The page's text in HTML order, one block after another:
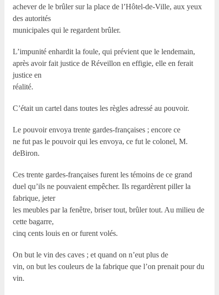
achever de le brûler sur la place de l’Hôtel-de-Ville, aux yeux
des autorités
municipales qui le regardent brûler.
L’impunité enhardit la foule, qui prévient que le lendemain,
après avoir fait justice de Réveillon en effigie, elle en ferait
justice en
réalité.
C’était un cartel dans toutes les règles adressé au pouvoir.
Le pouvoir envoya trente gardes-françaises ; encore ce
ne fut pas le pouvoir qui les envoya, ce fut le colonel, M.
deBiron.
Ces trente gardes-françaises furent les témoins de ce grand
duel qu’ils ne pouvaient empêcher. Ils regardèrent piller la
fabrique, jeter
les meubles par la fenêtre, briser tout, brûler tout. Au milieu de
cette bagarre,
cinq cents louis en or furent volés.
On but le vin des caves ; et quand on n’eut plus de
vin, on but les couleurs de la fabrique que l’on prenait pour du
vin.